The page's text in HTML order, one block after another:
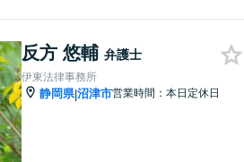
反方 悠輔 弁護士
伊東法律事務所
静岡県|沼津市営業時間：本日定休日